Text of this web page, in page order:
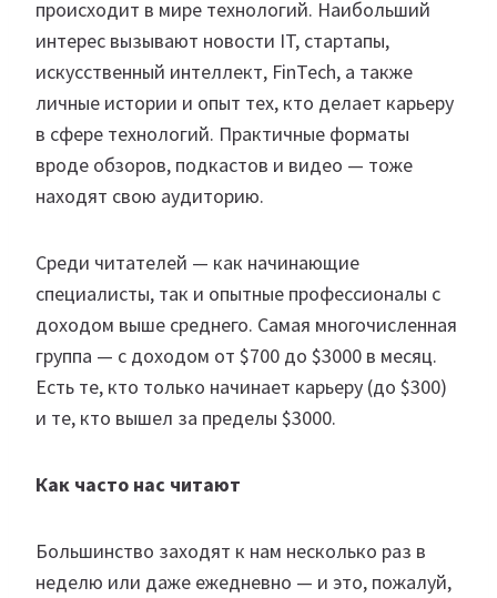
происходит в мире технологий. Наибольший
интерес вызывают новости IT, стартапы,
искусственный интеллект, FinTech, а также
личные истории и опыт тех, кто делает карьеру
в сфере технологий. Практичные форматы
вроде обзоров, подкастов и видео — тоже
находят свою аудиторию.
Среди читателей — как начинающие
специалисты, так и опытные профессионалы с
доходом выше среднего. Самая многочисленная
группа — с доходом от $700 до $3000 в месяц.
Есть те, кто только начинает карьеру (до $300)
и те, кто вышел за пределы $3000.
Как часто нас читают
Большинство заходят к нам несколько раз в
неделю или даже ежедневно — и это, пожалуй,